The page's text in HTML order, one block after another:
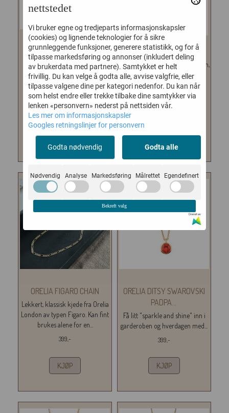
PEARL OPEN CIRCLE
HALSKJEDE
Sett med halskjeder i to ulike
lengder, festet i samme lås. Det
lengste...
499,-
KJØP
ORELIA LIGHTNING 3-ROW
Kjempefint sett fra Orelia London,
med tre single kjeder i samme
pakke. Kjedene har...
499,-
KJØP
ORELIA FIGARO CHAIN
Lekkert, klassisk kjede fra Orelia
London av typen Figaro. Kan fint
brukes alene for en...
399,-
KJØP
ORELIA DITSY SWAROVSKI
PADPA...
Få litt "sparkle and shine" inn i
garderoben og hverdagen med...
399,-
KJØP
nettstedet
Vi bruker egne og tredjeparts informasjonskapsler
(cookies) og lignende teknologier for å sikre
grunnleggende funksjoner, generere statistikk, og for å
tilpasse markedsføring og annonser (inkludert deling
av brukerdata med partnere). Samtykket er helt
frivillig. Du kan velge å godta alle, avvise valgfrie, eller
tilpasse valgene dine per kategori nedenfor. Du kan når
som helst endre eller trekke tilbake dine samtykker via
lenken «personvern» nederst på nettsiden vår.
Les mer om informasjonskapsler
Googles retningslinjer for personvern
Godta nødvendig Godta alle
Nødvendig Analyse Markedsføring Målrettet Egendefinert
Bekreft valg
Drevet av